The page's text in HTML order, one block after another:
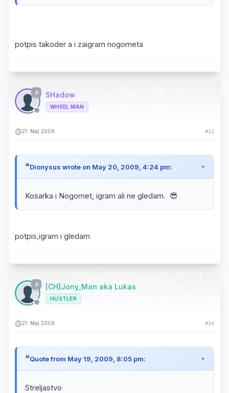
potpis takoder a i zaigram nogometa
3 SHadow
WHEEL MAN
21. Maj 2009. #13
Dionysus wrote on May 20, 2009, 4:24 pm:
Kosarka i Nogomet, igram ali ne gledam. 😎
potpis,igram i gledam
3 [CH]Jony_Man aka Lukas
HUSTLER
21. Maj 2009. #14
Quote from May 19, 2009, 8:05 pm:
Streljastvo